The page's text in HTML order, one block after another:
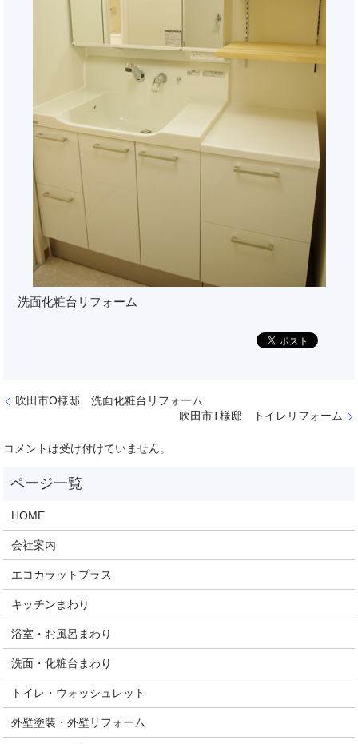
洗面化粧台リフォーム
吹田市O様邸 洗面化粧台リフォーム
吹田市T様邸 トイレリフォーム
コメントは受け付けていません。
HOME
会社案内
エコカラットプラス
キッチンまわり
浴室・お風呂まわり
洗面・化粧台まわり
トイレ・ウォッシュレット
外壁塗装・外壁リフォーム